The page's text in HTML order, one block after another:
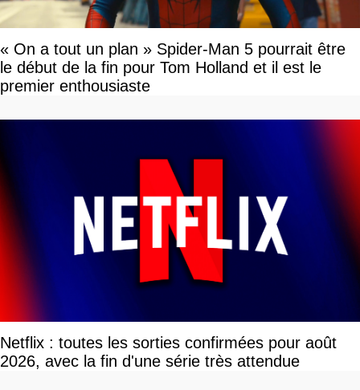
« On a tout un plan » Spider-Man 5 pourrait être
le début de la fin pour Tom Holland et il est le
premier enthousiaste
Netflix : toutes les sorties confirmées pour août
2026, avec la fin d'une série très attendue